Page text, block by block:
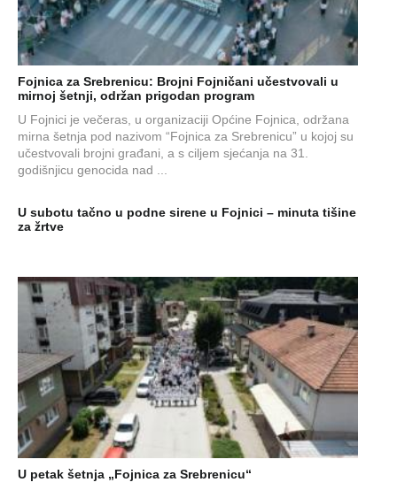
Fojnica za Srebrenicu: Brojni Fojničani učestvovali u
mirnoj šetnji, održan prigodan program
U Fojnici je večeras, u organizaciji Općine Fojnica, održana
mirna šetnja pod nazivom “Fojnica za Srebrenicu” u kojoj su
učestvovali brojni građani, a s ciljem sjećanja na 31.
godišnjicu genocida nad ...
U subotu tačno u podne sirene u Fojnici – minuta tišine
za žrtve
U petak šetnja „Fojnica za Srebrenicu“